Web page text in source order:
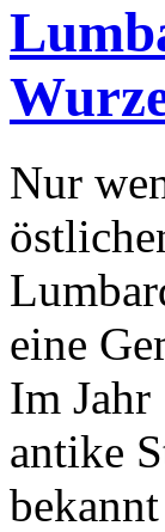
Nur
eine
Im
antike